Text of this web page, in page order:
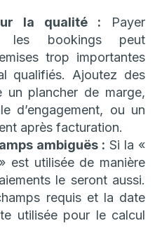
la qualité : Payer
les bookings peut
trop importantes
qualifiés. Ajoutez des
un plancher de marge,
d’engagement, ou un
après facturation.
ambiguës : Si la «
est utilisée de manière
le seront aussi.
requis et la date
utilisée pour le calcul